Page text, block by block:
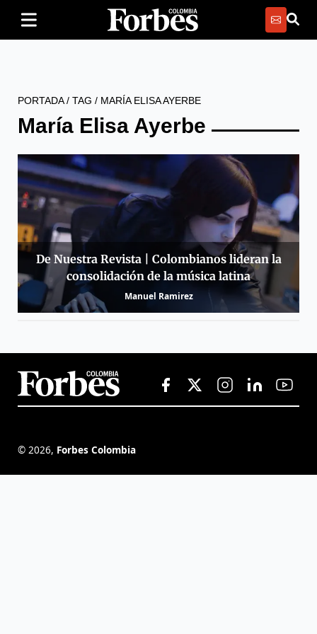
PORTADA/ TAG / MARÍA ELISA AYERBE
María Elisa Ayerbe
De Nuestra Revista | Colombianos lideran la
consolidación de la música latina
Manuel Ramirez
© 2026, Forbes Colombia